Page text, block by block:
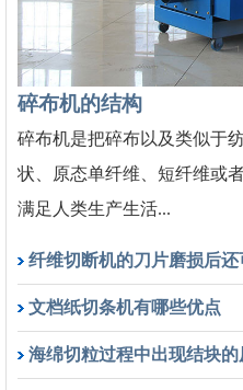
碎布机的结构
碎布机是把碎布以及类似于
状、原态单纤维、短纤维或
满足人类生产生活...
纤维切断机的刀片磨损后
文档纸切条机有哪些优点
海绵切粒过程中出现结块的